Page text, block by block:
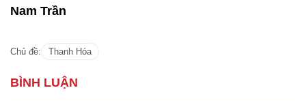
Nam Trần
Chủ đề: Thanh Hóa